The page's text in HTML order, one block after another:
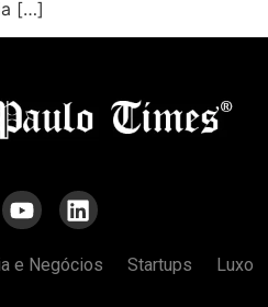
[…]
e Negócios Startups Luxo